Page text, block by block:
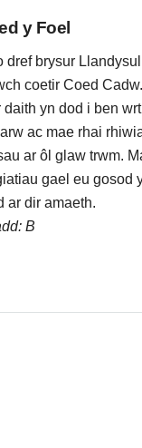
y Foel
brysur
coetir Coed
yn dod i ben
ac mae rhai
ar ôl glaw trwm.
gael eu gosod
ar dir amaeth.
B